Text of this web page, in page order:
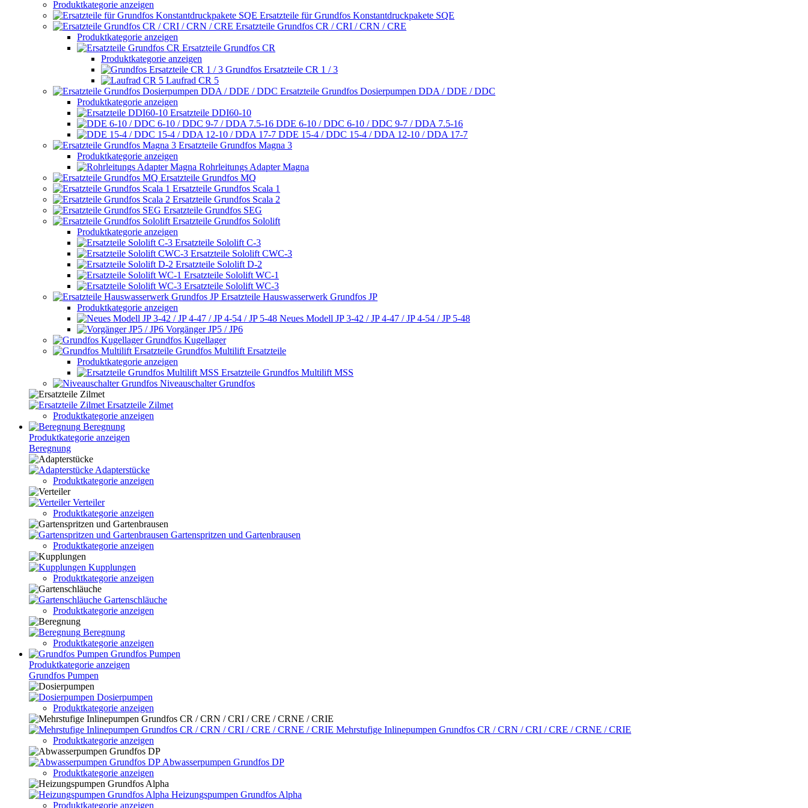
Produktkategorie anzeigen
Ersatzteile für Grundfos Konstantdruckpakete SQE
Ersatzteile Grundfos CR / CRI / CRN / CRE
Produktkategorie anzeigen
Ersatzteile Grundfos CR
Produktkategorie anzeigen
Grundfos Ersatzteile CR 1 / 3
Laufrad CR 5
Ersatzteile Grundfos Dosierpumpen DDA / DDE / DDC
Produktkategorie anzeigen
Ersatzteile DDI60-10
DDE 6-10 / DDC 6-10 / DDC 9-7 / DDA 7.5-16
DDE 15-4 / DDC 15-4 / DDA 12-10 / DDA 17-7
Ersatzteile Grundfos Magna 3
Produktkategorie anzeigen
Rohrleitungs Adapter Magna
Ersatzteile Grundfos MQ
Ersatzteile Grundfos Scala 1
Ersatzteile Grundfos Scala 2
Ersatzteile Grundfos SEG
Ersatzteile Grundfos Sololift
Produktkategorie anzeigen
Ersatzteile Sololift C-3
Ersatzteile Sololift CWC-3
Ersatzteile Sololift D-2
Ersatzteile Sololift WC-1
Ersatzteile Sololift WC-3
Ersatzteile Hauswasserwerk Grundfos JP
Produktkategorie anzeigen
Neues Modell JP 3-42 / JP 4-47 / JP 4-54 / JP 5-48
Vorgänger JP5 / JP6
Grundfos Kugellager
Grundfos Multilift Ersatzteile
Produktkategorie anzeigen
Ersatzteile Grundfos Multilift MSS
Niveauschalter Grundfos
Ersatzteile Zilmet
Produktkategorie anzeigen
Beregnung
Produktkategorie anzeigen
Beregnung
Adapterstücke
Produktkategorie anzeigen
Verteiler
Produktkategorie anzeigen
Gartenspritzen und Gartenbrausen
Produktkategorie anzeigen
Kupplungen
Produktkategorie anzeigen
Gartenschläuche
Produktkategorie anzeigen
Beregnung
Produktkategorie anzeigen
Grundfos Pumpen
Produktkategorie anzeigen
Grundfos Pumpen
Dosierpumpen
Produktkategorie anzeigen
Mehrstufige Inlinepumpen Grundfos CR / CRN / CRI / CRE / CRNE / CRIE
Produktkategorie anzeigen
Abwasserpumpen Grundfos DP
Produktkategorie anzeigen
Heizungspumpen Grundfos Alpha
Produktkategorie anzeigen